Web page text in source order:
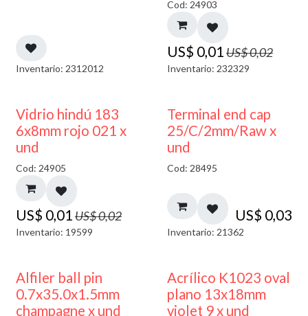
Inventario: 2312012
Cod: 24903
US$ 0,01US$0,02
Inventario: 232329
40% DESCUENTO
Vidrio hindú 183
6x8mm rojo 021 x
und
Cod: 24905
US$ 0,01US$0,02
Inventario: 19599
Terminal end cap
25/C/2mm/Raw x
und
Cod: 28495
US$ 0,03
Inventario: 21362
Alfiler ball pin
0.7x35.0x1.5mm
champagne x und
Acrílico K1023 oval
plano 13x18mm
violet 9 x und